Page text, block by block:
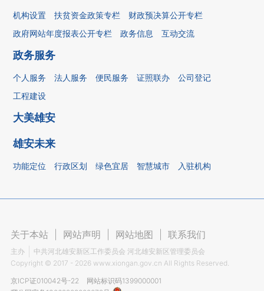
机构设置 扶贫资金政策专栏
财政预决算公开专栏
政府网站年度报表公开专栏
政务信息 互动交流
政务服务
个人服务 法人服务 便民服务 证照联办
公司登记
工程建设
大美雄安
雄安未来
功能定位 行政区划 绿色宜居 智慧城市 入驻机构
关于本站 网站声明 网站地图 联系我们
主办
中共河北雄安新区工作委员会 河北雄安新区管理委员会
Copyright © 2017 - 2026 www.xiongan.gov.cn All Rights Reserved.
京ICP证010042号-22
网站标识码1399000001